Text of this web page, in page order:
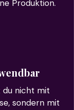
Produktion.
du nicht mit
sondern mit